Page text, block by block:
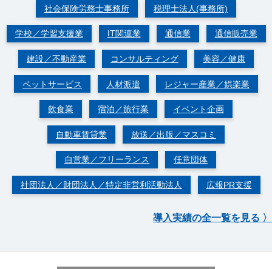
社会保険労務士事務所 税理士法人(事務所)
学校／学習支援業 IT関連業 通信業 通信販売業
建設／不動産業 コンサルティング 美容／健康
ペットサービス 人材派遣 レジャー産業／娯楽業
飲食業 宿泊／旅行業 イベント企画
自動車賃貸業 放送／出版／マスコミ
自営業／フリーランス 任意団体
社団法人／財団法人／特定非営利活動法人 広報PR支援
導入実績の全一覧を見る 〉